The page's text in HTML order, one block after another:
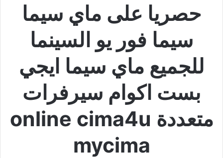
حصريا على ماي سيما
سيما فور يو السينما
للجميع ماي سيما ايجي
بست اكوام سيرفرات
متعددة online cima4u
mycima